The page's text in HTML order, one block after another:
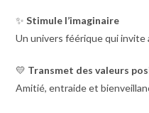
✨Stimule l’imaginaire
Un univers féérique qui invite
💛 Transmet des valeurs
Amitié, entraide et